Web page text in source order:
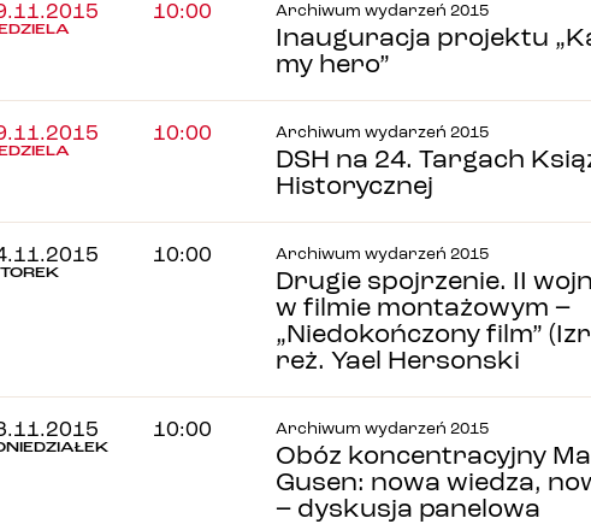
10:00 Archiwum wydarzeń 2015
Inauguracja projektu
my hero”
10:00 Archiwum wydarzeń 2015
DSH na 24. Targach
Historycznej
10:00 Archiwum wydarzeń 2015
Drugie spojrzenie. II
w filmie montażowym –
„Niedokończony film”
reż. Yael Hersonski
10:00 Archiwum wydarzeń 2015
Obóz koncentracyjny
Gusen: nowa wiedza,
– dyskusja panelowa